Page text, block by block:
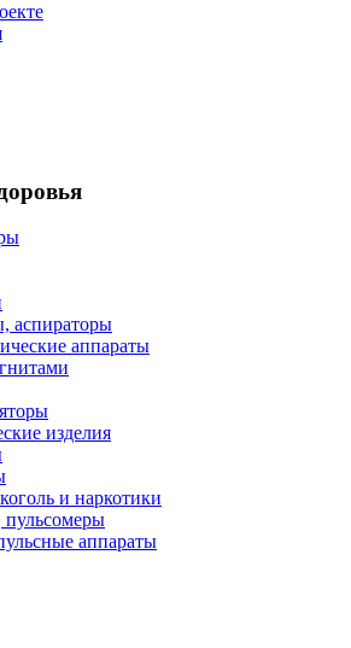
аспираторы
аппараты
изделия
и наркотики
аппараты